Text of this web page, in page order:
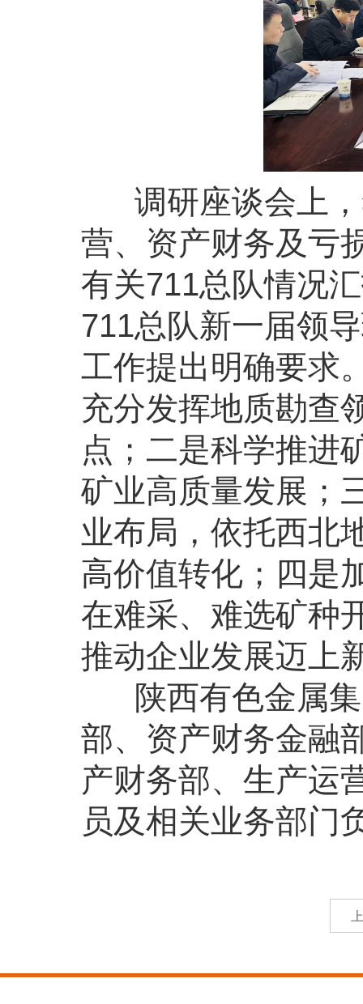
调研座谈会上，
营、资产财务及亏
有关711总队情况
711总队新一届领
工作提出明确要求
充分发挥地质勘查
点；二是科学推进
矿业高质量发展；
业布局，依托西北
高价值转化；四是
在难采、难选矿种
推动企业发展迈上
陕西有色金属集
部、资产财务金融
产财务部、生产运
员及相关业务部门